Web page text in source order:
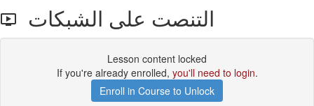
التنصت على الشبكات
Lesson content locked
If you're already enrolled, you'll need to login.
Enroll in Course to Unlock